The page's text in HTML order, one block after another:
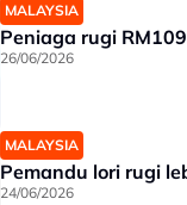
MALAYSIA
Peniaga rugi
26/06/2026
MALAYSIA
Pemandu lori rugi
24/06/2026